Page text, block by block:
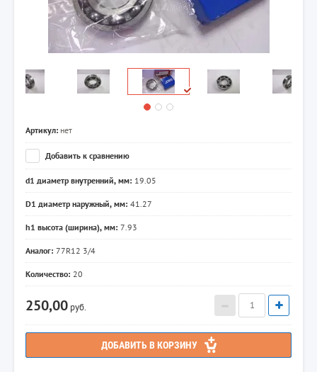
Артикул: нет
Добавить к сравнению
d1 диаметр внутренний, мм: 19.05
D1 диаметр наружный, мм: 41.27
h1 высота (ширина), мм: 7.93
Аналог: 77R12 3/4
Количество: 20
250,00 руб.
ДОБАВИТЬ В КОРЗИНУ